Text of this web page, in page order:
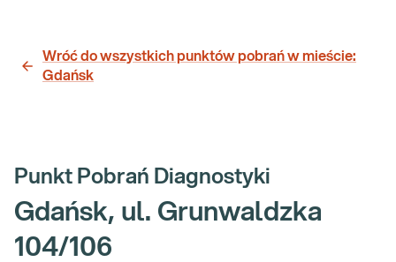
Wróć do wszystkich punktów pobrań w mieście:
Gdańsk
Punkt Pobrań Diagnostyki
Gdańsk, ul. Grunwaldzka
104/106